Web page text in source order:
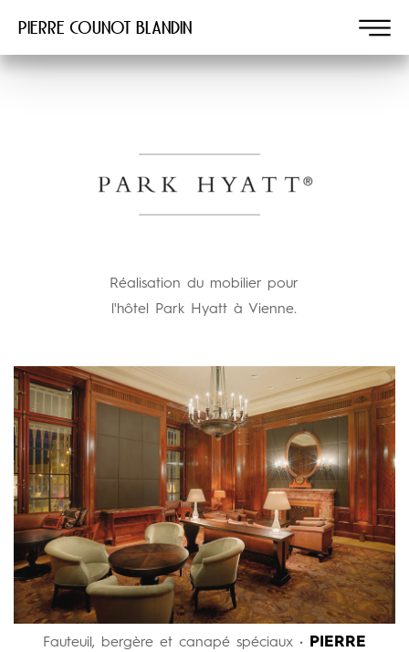
Pierre COUNOT BLANDIN
Réalisation du mobilier pour
l'hôtel Park Hyatt à Vienne.
Fauteuil, bergère et canapé spéciaux •
PIERRE